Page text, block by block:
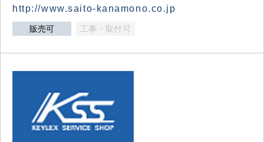
http://www.saito-kanamono.co.jp
販売可 工事・取付可